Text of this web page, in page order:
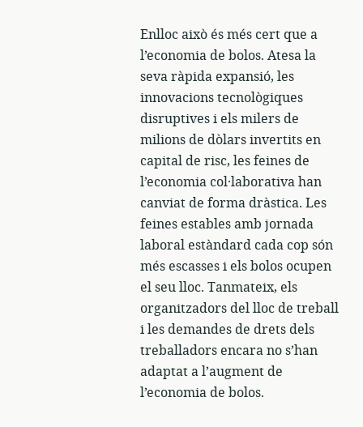
Enlloc això és més cert que a
l’economia de bolos. Atesa la
seva ràpida expansió, les
innovacions tecnològiques
disruptives i els milers de
milions de dòlars invertits en
capital de risc, les feines de
l’economia col·laborativa han
canviat de forma dràstica. Les
feines estables amb jornada
laboral estàndard cada cop són
més escasses i els bolos ocupen
el seu lloc. Tanmateix, els
organitzadors del lloc de treball
i les demandes de drets dels
treballadors encara no s’han
adaptat a l’augment de
l’economia de bolos.